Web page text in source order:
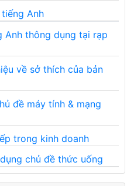
Anh
Anh thông dụng tại rạp
về sở thích của bản
đề máy tính & mạng
trong kinh doanh
chủ đề thức uống